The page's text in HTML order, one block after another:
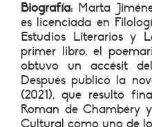
Biografía: Marta
es licenciada en
Estudios Literarios y
primer libro, el
obtuvo un accésit
Después publicó la
(2021), que resultó
Roman de Chambéry
Cultural como uno de